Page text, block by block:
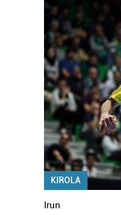
KIROLA
Irun